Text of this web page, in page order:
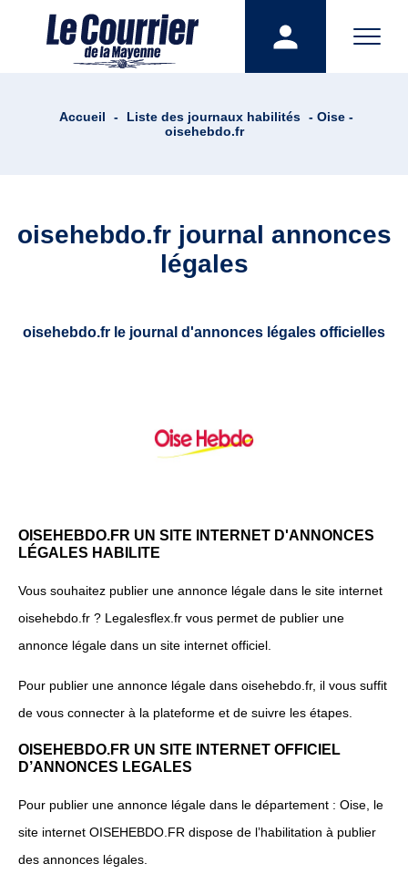
Accueil - Liste des journaux habilités - Oise -
oisehebdo.fr
oisehebdo.fr journal annonces
légales
oisehebdo.fr le journal d'annonces légales officielles
OISEHEBDO.FR UN SITE INTERNET D'ANNONCES
LÉGALES HABILITE
Vous souhaitez publier une annonce légale dans le site internet
oisehebdo.fr ? Legalesflex.fr vous permet de publier une
annonce légale dans un site internet officiel.
Pour publier une annonce légale dans oisehebdo.fr, il vous suffit
de vous connecter à la plateforme et de suivre les étapes.
OISEHEBDO.FR UN SITE INTERNET OFFICIEL
D’ANNONCES LEGALES
Pour publier une annonce légale dans le département : Oise, le
site internet OISEHEBDO.FR dispose de l’habilitation à publier
des annonces légales.